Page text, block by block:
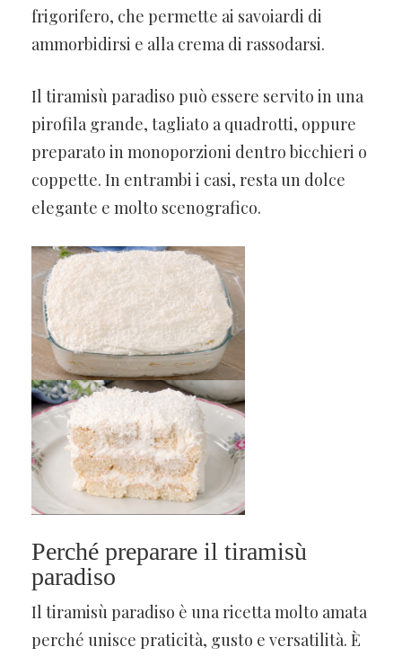
frigorifero, che permette ai savoiardi di
ammorbidirsi e alla crema di rassodarsi.
Il tiramisù paradiso può essere servito in una
pirofila grande, tagliato a quadrotti, oppure
preparato in monoporzioni dentro bicchieri o
coppette. In entrambi i casi, resta un dolce
elegante e molto scenografico.
Perché preparare il tiramisù
paradiso
Il tiramisù paradiso è una ricetta molto amata
perché unisce praticità, gusto e versatilità. È